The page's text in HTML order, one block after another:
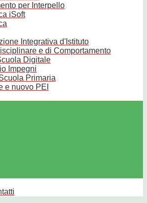
per Interpello
iSoft
Integrativa d'Istituto
e di Comportamento
Digitale
Impegni
Primaria
e nuovo PEI